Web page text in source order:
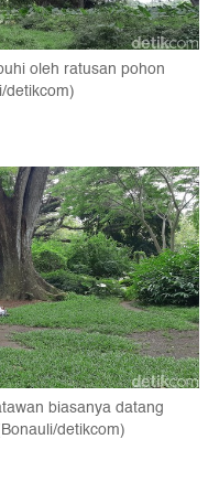
oleh ratusan pohon
biasanya datang
detikcom)